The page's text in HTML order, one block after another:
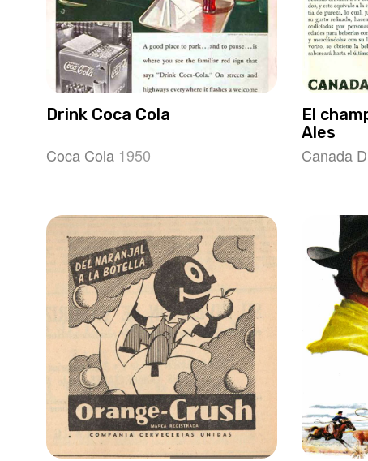
Drink Coca Cola
Coca Cola 1950
El
Ales
Canada